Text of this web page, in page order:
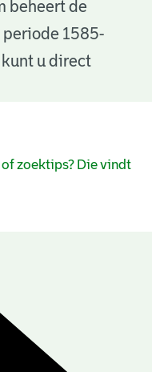
beheert de
1585-
kunt u direct
zoektips? Die vindt